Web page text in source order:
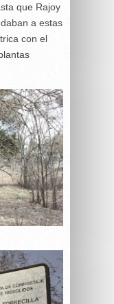
que Rajoy
a estas
con el